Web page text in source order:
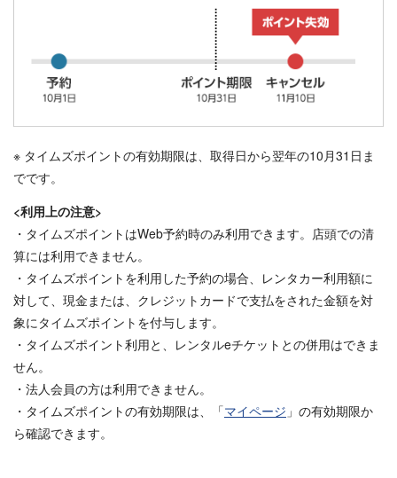
※ タイムズポイントの有効期限は、取得日から翌年の10月31日ま
でです。
<利用上の注意>
・タイムズポイントはWeb予約時のみ利用できます。店頭での清
算には利用できません。
・タイムズポイントを利用した予約の場合、レンタカー利用額に
対して、現金または、クレジットカードで支払をされた金額を対
象にタイムズポイントを付与します。
・タイムズポイント利用と、レンタルeチケットとの併用はできま
せん。
・法人会員の方は利用できません。
・タイムズポイントの有効期限は、「マイページ 」の有効期限か
ら確認できます。